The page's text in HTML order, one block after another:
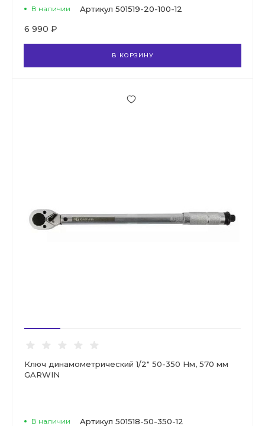
В наличии Артикул 501519-20-100-12
6 990 ₽
В КОРЗИНУ
Ключ динамометрический 1/2" 50-350 Нм, 570 мм
GARWIN
В наличии Артикул 501518-50-350-12